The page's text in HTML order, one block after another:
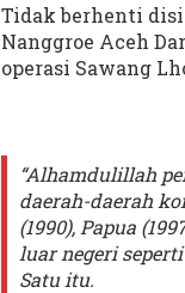
Tidak berhenti
Nanggroe Aceh
operasi Sawang
“Alhamdulillah
daerah-daerah
(1990), Papua
luar negeri
Satu itu.